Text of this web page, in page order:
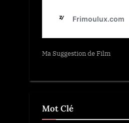
Ma Suggestion de Film
Mot Clé